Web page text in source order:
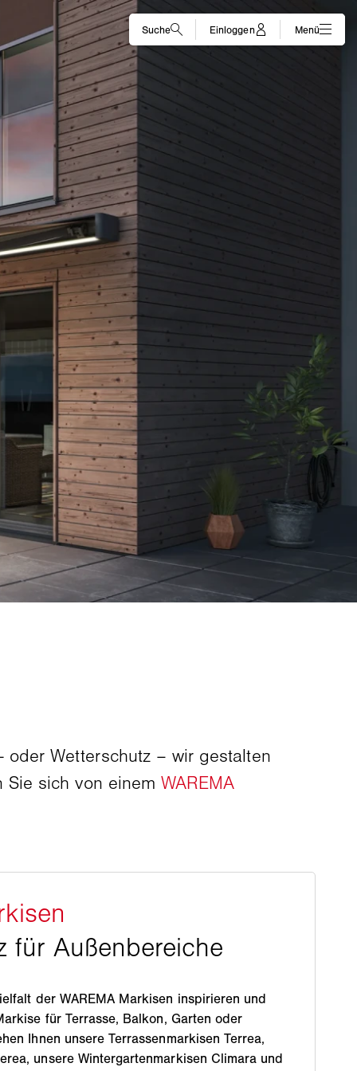
oder Wetterschutz – wir gestalten
Sie sich von einem WAREMA
der WAREMA Markisen inspirieren und
für Terrasse, Balkon, Garten oder
Ihnen unsere Terrassenmarkisen Terrea,
unsere Wintergartenmarkisen Climara und